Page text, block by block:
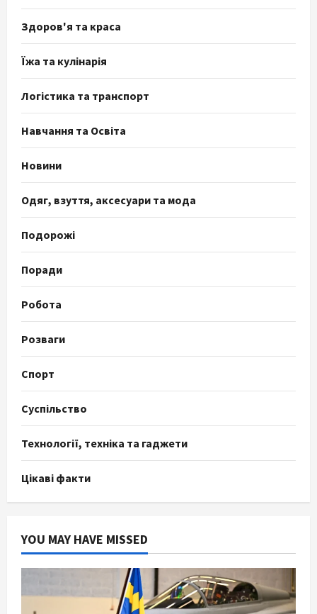
Здоров'я та краса
Їжа та кулінарія
Логістика та транспорт
Навчання та Освіта
Новини
Одяг, взуття, аксесуари та мода
Подорожі
Поради
Робота
Розваги
Спорт
Суспільство
Технології, техніка та гаджети
Цікаві факти
YOU MAY HAVE MISSED